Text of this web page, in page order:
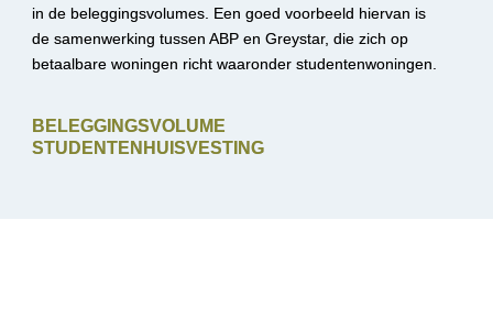
in de beleggingsvolumes. Een goed voorbeeld hiervan is
de samenwerking tussen ABP en Greystar, die zich op
betaalbare woningen richt waaronder studentenwoningen.
BELEGGINGSVOLUME
STUDENTENHUISVESTING